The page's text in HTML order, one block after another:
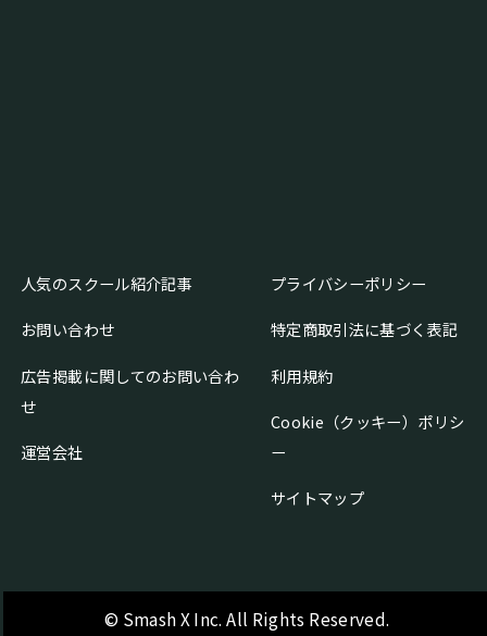
人気のスクール紹介記事
お問い合わせ
広告掲載に関してのお問い合わ
せ
運営会社
プライバシーポリシー
特定商取引法に基づく表記
利用規約
Cookie（クッキー）ポリシ
ー
サイトマップ
© Smash X Inc. All Rights Reserved.